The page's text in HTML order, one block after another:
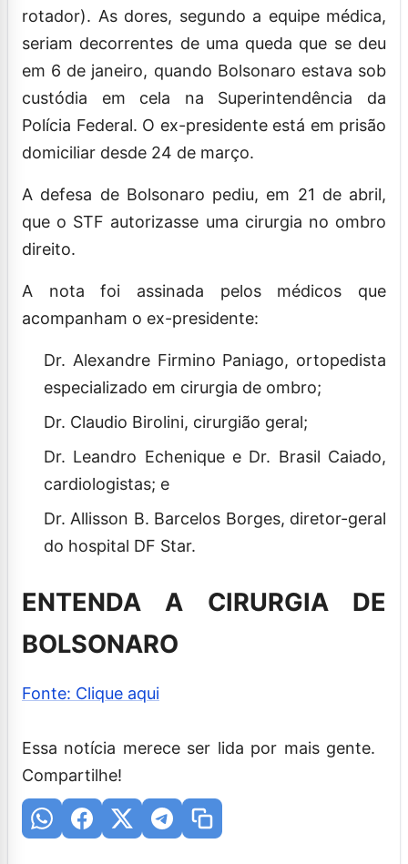
rotador). As dores, segundo a equipe médica,
seriam decorrentes de uma queda que se deu
em 6 de janeiro, quando Bolsonaro estava sob
custódia em cela na Superintendência da
Polícia Federal. O ex-presidente está em prisão
domiciliar desde 24 de março.
A defesa de Bolsonaro pediu, em 21 de abril,
que o STF autorizasse uma cirurgia no ombro
direito.
A nota foi assinada pelos médicos que
acompanham o ex-presidente:
Dr. Alexandre Firmino Paniago, ortopedista
especializado em cirurgia de ombro;
Dr. Claudio Birolini, cirurgião geral;
Dr. Leandro Echenique e Dr. Brasil Caiado,
cardiologistas; e
Dr. Allisson B. Barcelos Borges, diretor-geral
do hospital DF Star.
ENTENDA A CIRURGIA DE
BOLSONARO
Fonte: Clique aqui
Essa notícia merece ser lida por mais gente.
Compartilhe!